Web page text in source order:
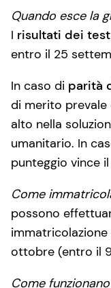
Quando esce la
I risultati dei
entro il 25
In caso di parità
di merito
alto nella
umanitario. In
punteggio vince
Come
possono
immatricolazione
ottobre (entro il
Come